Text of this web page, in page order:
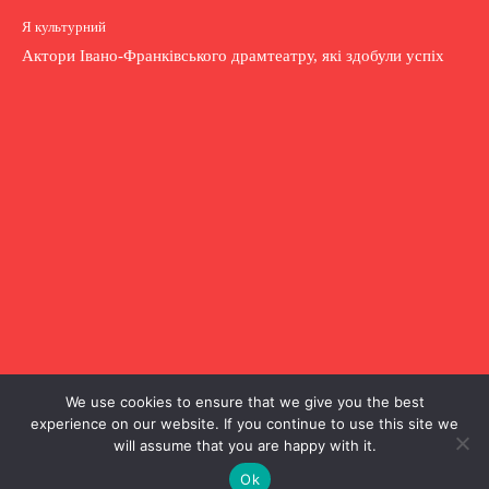
Я культурний
Актори Івано-Франківського драмтеатру, які здобули успіх
Спортивні секції в Івано-Франківську
We use cookies to ensure that we give you the best
experience on our website. If you continue to use this site we
will assume that you are happy with it.
Ok